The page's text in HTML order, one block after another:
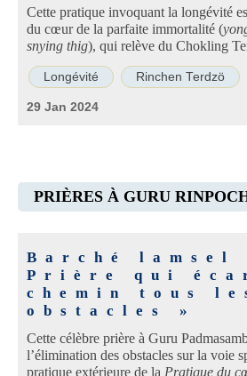
Cette pratique invoquant la longévité
du cœur de la parfaite immortalité (
snying thig), qui relève du Chokling
Longévité Rinchen Terdzö
29 Jan 2024
PRIÈRES À GURU
Barché lamsel
Prière qui
chemin tous
obstacles »
Cette célèbre prière à Guru
l’élimination des obstacles sur la voie
pratique extérieure de la Pratique du